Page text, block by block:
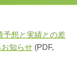
予想と実績との差
知らせ (PDF,